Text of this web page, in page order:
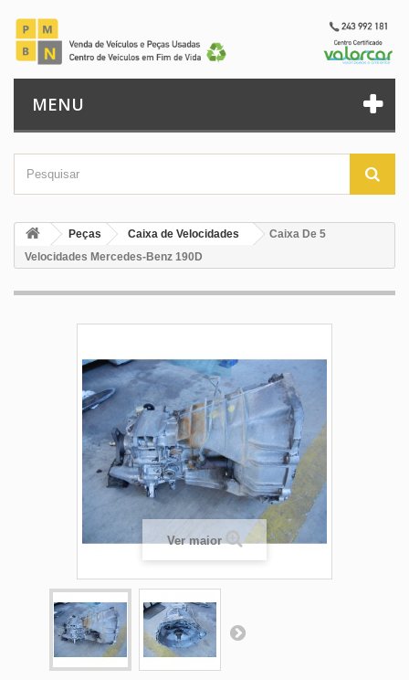
MENU
Peças Caixa de Velocidades
Caixa De 5
Velocidades Mercedes-Benz 190D
Ver maior